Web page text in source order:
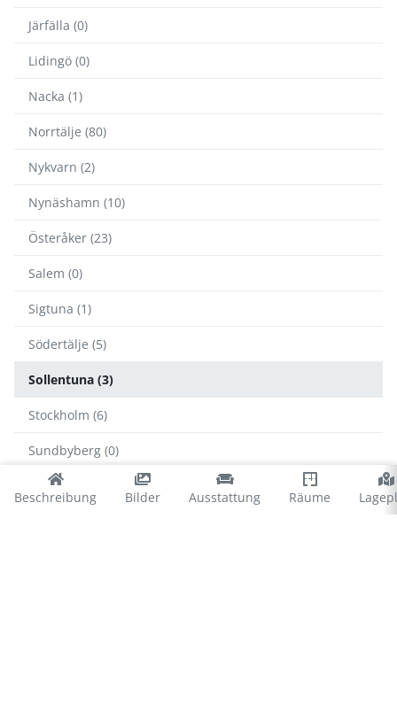
Beschreibung Bilder Ausstattung Räume
Järfälla (0)
Lidingö (0)
Nacka (1)
Norrtälje (80)
Nykvarn (2)
Nynäshamn (10)
Österåker (23)
Salem (0)
Sigtuna (1)
Södertälje (5)
Sollentuna (3)
Stockholm (6)
Sundbyberg (0)
Tyresö (3)